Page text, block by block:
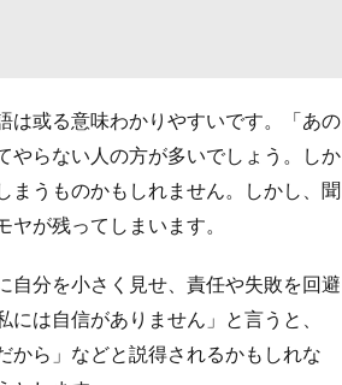
は或る意味わかりやすいです。「あの
やらない人の方が多いでしょう。しか
まうものかもしれません。しかし、聞
が残ってしまいます。
自分を小さく見せ、責任や失敗を回避
は自信がありません」と言うと、
から」などと説得されるかもしれな